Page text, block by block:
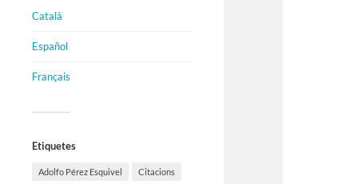
Català
Español
Français
Etiquetes
Adolfo Pérez Esquivel Citacions